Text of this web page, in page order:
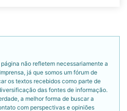
não refletem necessariamente a
já que somos um fórum de
os textos recebidos como parte de
das fontes de informação.
a melhor forma de buscar a
com perspectivas e opiniões